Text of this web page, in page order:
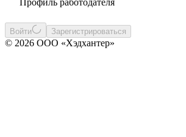
Войти Зарегистрироваться
© 2026 ООО «Хэдхантер»